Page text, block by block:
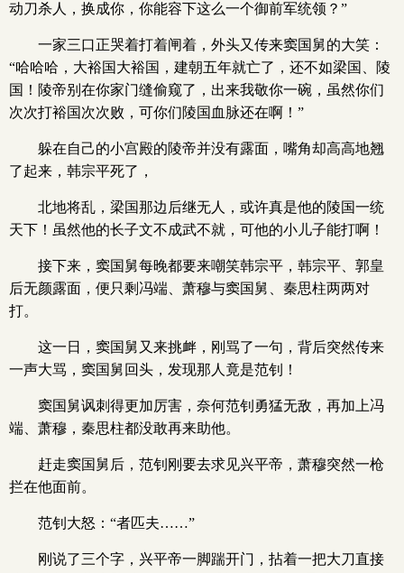
动刀杀人，换成你，你能容下这么一个御前军统领？”
一家三口正哭着打着闸着，外头又传来窦国舅的大笑：
“哈哈哈，大裕国大裕国，建朝五年就亡了，还不如梁国、陵
国！陵帝别在你家门缝偷窥了，出来我敬你一碗，虽然你们
次次打裕国次次败，可你们陵国血脉还在啊！”
躲在自己的小宫殿的陵帝并没有露面，嘴角却高高地翘
了起来，韩宗平死了，
北地将乱，梁国那边后继无人，或许真是他的陵国一统
天下！虽然他的长子文不成武不就，可他的小儿子能打啊！
接下来，窦国舅每晚都要来嘲笑韩宗平，韩宗平、郭皇
后无颜露面，便只剩冯端、萧穆与窦国舅、秦思柱两两对
打。
这一日，窦国舅又来挑衅，刚骂了一句，背后突然传来
一声大骂，窦国舅回头，发现那人竟是范钊！
窦国舅讽刺得更加厉害，奈何范钊勇猛无敌，再加上冯
端、萧穆，秦思柱都没敢再来助他。
赶走窦国舅后，范钊刚要去求见兴平帝，萧穆突然一枪
拦在他面前。
范钊大怒：“者匹夫……”
刚说了三个字，兴平帝一脚踹开门，拈着一把大刀直接